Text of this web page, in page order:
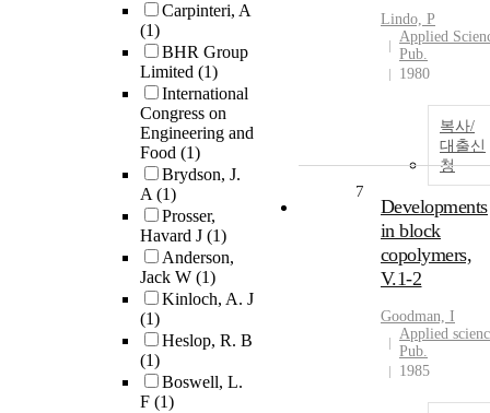
Carpinteri, A
(1)
BHR Group
Limited (1)
International
Congress on
Engineering and
Food (1)
Brydson, J.
A(1)
Prosser,
Havard J (1)
Anderson,
Jack W (1)
Kinloch, A. J
(1)
Heslop, R. B
(1)
Boswell, L.
F (1)
Lindo, P
Applied
Pub.
1980
복사/
대출신
청
7
Developments
in block
copolymers,
V.1-2
Goodman, I
Applied
Pub.
1985